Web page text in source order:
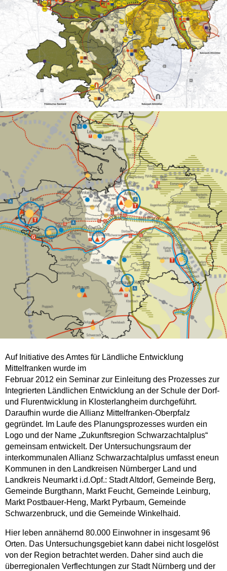
Auf Initiative des Amtes für Ländliche Entwicklung
Mittelfranken wurde im
Februar 2012 ein Seminar zur Einleitung des Prozesses zur
Integrierten Ländlichen Entwicklung an der Schule der Dorf-
und Flurentwicklung in Klosterlangheim durchgeführt.
Daraufhin wurde die Allianz Mittelfranken-Oberpfalz
gegründet. Im Laufe des Planungsprozesses wurden ein
Logo und der Name „Zukunftsregion Schwarzachtalplus“
gemeinsam entwickelt. Der Untersuchungsraum der
interkommunalen Allianz Schwarzachtalplus umfasst eneun
Kommunen in den Landkreisen Nürnberger Land und
Landkreis Neumarkt i.d.Opf.: Stadt Altdorf, Gemeinde Berg,
Gemeinde Burgthann, Markt Feucht, Gemeinde Leinburg,
Markt Postbauer-Heng, Markt Pyrbaum, Gemeinde
Schwarzenbruck, und die Gemeinde Winkelhaid.
Hier leben annähernd 80.000 Einwohner in insgesamt 96
Orten. Das Untersuchungsgebiet kann dabei nicht losgelöst
von der Region betrachtet werden. Daher sind auch die
überregionalen Verflechtungen zur Stadt Nürnberg und der